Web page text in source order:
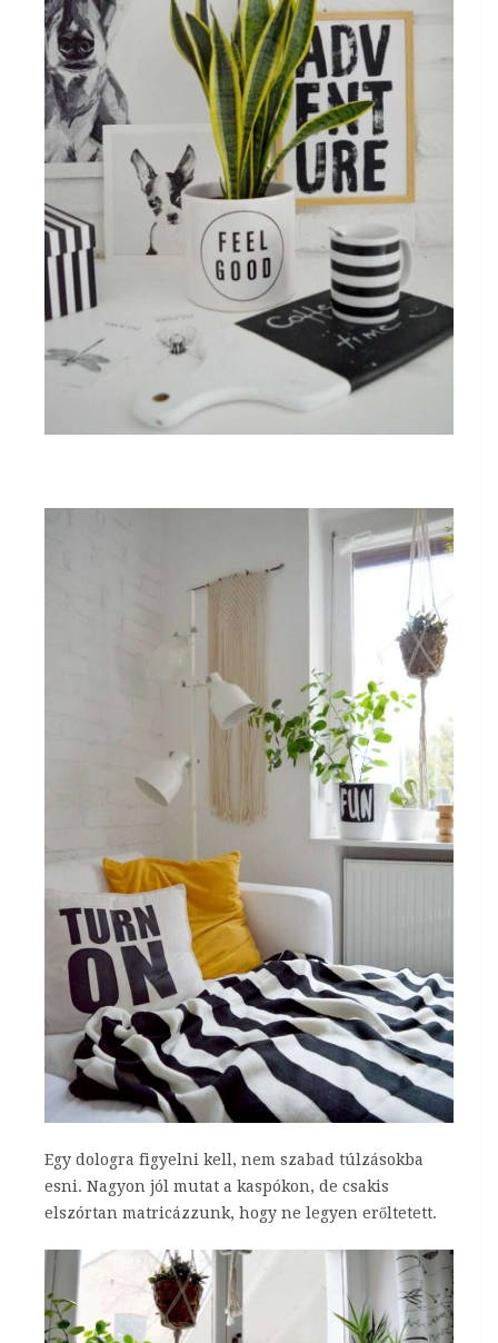
Egy dologra figyelni kell, nem szabad túlzásokba
esni. Nagyon jól mutat a kaspókon, de csakis
elszórtan matricázzunk, hogy ne legyen erőltetett.